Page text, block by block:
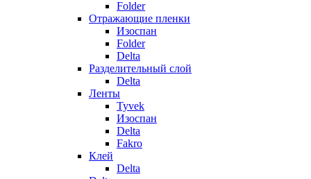
Folder
Отражающие пленки
Изоспан
Folder
Delta
Разделительный слой
Delta
Ленты
Tyvek
Изоспан
Delta
Fakro
Клей
Delta